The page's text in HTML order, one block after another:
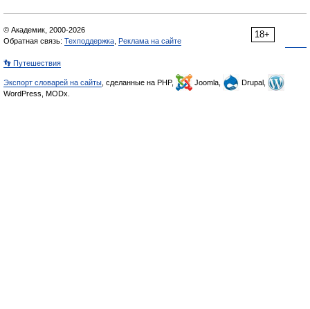
18+
© Академик, 2000-2026
Обратная связь: Техподдержка Реклама на сайте
👣 Путешествия
Экспорт словарей на сайты , сделанные на PHP, Joomla,
Drupal,
WordPress, MODx.